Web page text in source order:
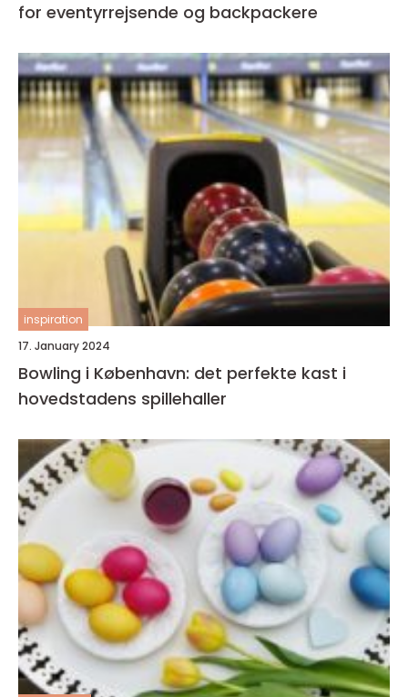
for eventyrrejsende og backpackere
inspiration
17. January 2024
Bowling i København: det perfekte kast i
hovedstadens spillehaller